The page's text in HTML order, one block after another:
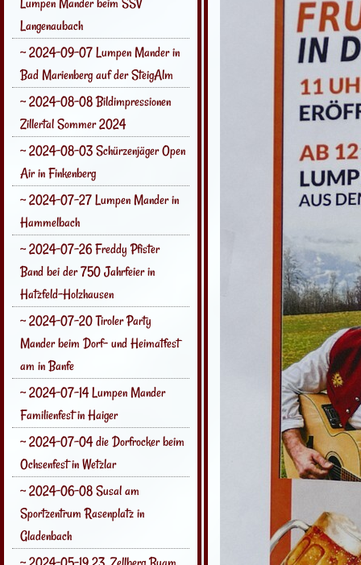
Langenaubach
~ 2024-09-07 Lumpen Mander in
Bad Marienberg auf der SteigAlm
~ 2024-08-08 Bildimpressionen
Zillertal Sommer 2024
~ 2024-08-03 Schürzenjäger Open
Air in Finkenberg
~ 2024-07-27 Lumpen Mander in
Hammelbach
~ 2024-07-26 Freddy Pfister
Band bei der 750 Jahrfeier in
Hatzfeld-Holzhausen
~ 2024-07-20 Tiroler Party
Mander beim Dorf- und Heimatfest
am in Banfe
~ 2024-07-14 Lumpen Mander
Familienfest in Haiger
~ 2024-07-04 die Dorfrocker beim
Ochsenfest in Wetzlar
~ 2024-06-08 Susal am
Sportzentrum Rasenplatz in
Gladenbach